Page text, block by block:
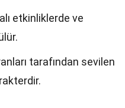
etkinliklerde ve
tarafından sevilen